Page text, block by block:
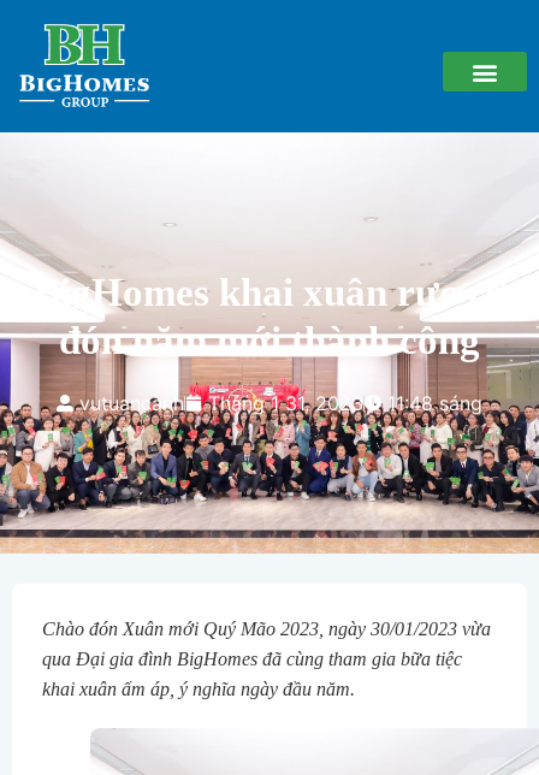
BigHomes khai xuân rực rỡ
đón năm mới thành công
vutuancanh Tháng 1 31, 2023 11:48 sáng
Chào đón Xuân mới Quý Mão 2023, ngày 30/01/2023 vừa
qua Đại gia đình BigHomes đã cùng tham gia bữa tiệc
khai xuân ấm áp, ý nghĩa ngày đầu năm.